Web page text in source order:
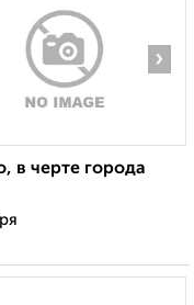
›
в черте города